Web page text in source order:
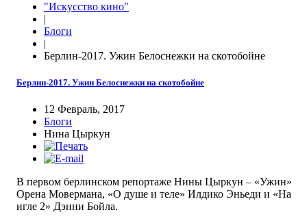
"Искусство кино"
|
Блоги
|
Берлин-2017. Ужин Белоснежки на скотобойне
Берлин-2017. Ужин Белоснежки на скотобойне
12 Февраль, 2017
Блоги
Нина Цыркун
В первом берлинском репортаже Нины Цыркун – «Ужин»
Орена Мовермана, «О душе и теле» Илдико Эньеди и «На
игле 2» Дэнни Бойла.